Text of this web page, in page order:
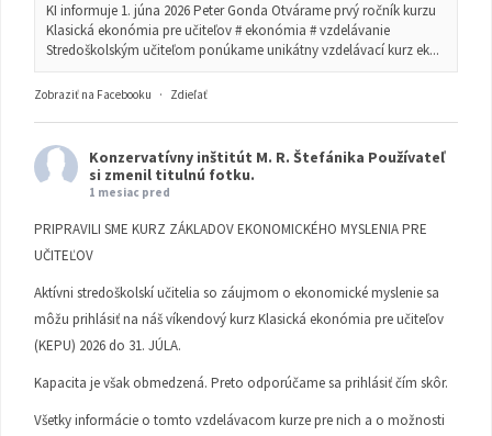
KI informuje 1. júna 2026 Peter Gonda Otvárame prvý ročník kurzu
Klasická ekonómia pre učiteľov # ekonómia # vzdelávanie
Stredoškolským učiteľom ponúkame unikátny vzdelávací kurz ek...
Zobraziť na Facebooku · Zdieľať
Konzervatívny inštitút M. R. Štefánika Používateľ
si zmenil titulnú fotku.
1 mesiac pred
PRIPRAVILI SME KURZ ZÁKLADOV EKONOMICKÉHO MYSLENIA PRE
UČITEĽOV
Aktívni stredoškolskí učitelia so záujmom o ekonomické myslenie sa
môžu prihlásiť na náš víkendový kurz Klasická ekonómia pre učiteľov
(KEPU) 2026 do 31. JÚLA.
Kapacita je však obmedzená. Preto odporúčame sa prihlásiť čím skôr.
Všetky informácie o tomto vzdelávacom kurze pre nich a o možnosti